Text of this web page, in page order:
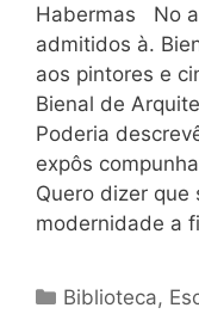
Habermas No
admitidos à.
aos pintores e
Bienal de
Poderia
expôs
Quero dizer
modernidade a
Categorias
Biblioteca,